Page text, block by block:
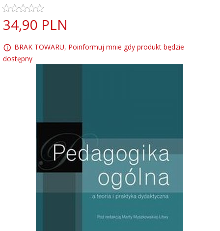
34,90 PLN
BRAK TOWARU, Poinformuj mnie gdy produkt będzie
dostępny